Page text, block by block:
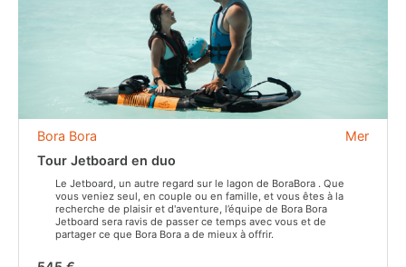
Mer
Bora Bora
Tour Jetboard en duo
Le Jetboard, un autre regard sur le lagon de BoraBora . Que
vous veniez seul, en couple ou en famille, et vous êtes à la
recherche de plaisir et d'aventure, l’équipe de Bora Bora
Jetboard sera ravis de passer ce temps avec vous et de
partager ce que Bora Bora a de mieux à offrir.